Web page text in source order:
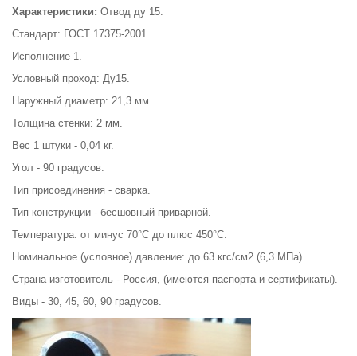
Характеристики: Отвод ду 15.
Стандарт: ГОСТ 17375-2001.
Исполнение 1.
Условный проход: Ду15.
Наружный диаметр: 21,3 мм.
Толщина стенки: 2 мм.
Вес 1 штуки - 0,04 кг.
Угол - 90 градусов.
Тип присоединения - сварка.
Тип конструкции - бесшовный приварной.
Температура: от минус 70°С до плюс 450°С.
Номинальное (условное) давление: до 63 кгс/см2 (6,3 МПа).
Страна изготовитель - Россия, (имеются паспорта и сертификаты).
Виды - 30, 45, 60, 90 градусов.